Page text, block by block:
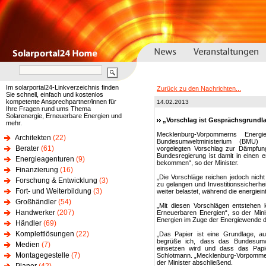
Im solarportal24-Linkverzeichnis finden
Sie schnell, einfach und kostenlos
kompetente Ansprechpartner/innen für
Ihre Fragen rund ums Thema
Solarenergie, Erneuerbare Energien und
mehr.
Architekten (22)
Berater (61)
Energieagenturen (9)
Finanzierung (16)
Forschung & Entwicklung (3)
Fort- und Weiterbildung (3)
Großhändler (54)
Handwerker (207)
Händler (69)
Komplettlösungen (22)
Medien (7)
Montagegestelle (7)
Zurück zu den Nachrichten...
14.02.2013
„Vorschlag ist
Mecklenburg-Vorpommerns
Bundesumweltministerium
vorgelegten Vorschlag zur
Bundesregierung ist damit in einen
bekommen“, so der Minister.
„Die Vorschläge reichen jedoch
zu gelangen und
weiter belastet, während die
„Mit diesen Vorschlägen
Erneuerbaren Energien“, so der
Energien im Zuge der Energiewende
„Das Papier ist eine Grundlage,
begrüße ich, dass das
einsetzen wird und dass das
Schlotmann. „Mecklenburg-
der Minister abschließend.